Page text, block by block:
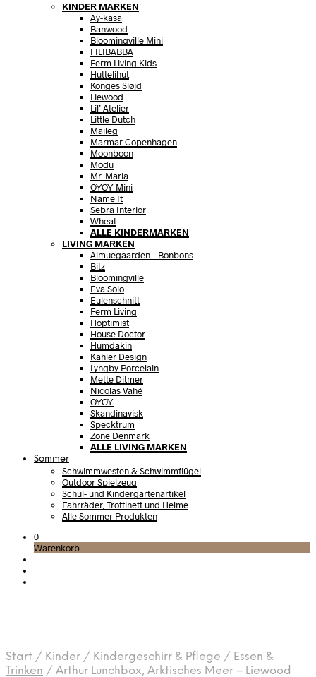
KINDER MARKEN
Ay-kasa
Banwood
Bloomingville Mini
FILIBABBA
Ferm Living Kids
Huttelihut
Konges Sløjd
Liewood
Lil’ Atelier
Little Dutch
Maileg
Marmar Copenhagen
Moonboon
Modu
Mr. Maria
OYOY Mini
Name It
Sebra Interior
Wheat
ALLE KINDERMARKEN
LIVING MARKEN
Almuegaarden – Bonbons
Bitz
Bloomingville
Eva Solo
Eulenschnitt
Ferm Living
Hoptimist
House Doctor
Humdakin
Kähler Design
Lyngby Porcelain
Mette Ditmer
Nicolas Vahé
OYOY
Skandinavisk
Specktrum
Zone Denmark
ALLE LIVING MARKEN
Sommer
Schwimmwesten & Schwimmflügel
Outdoor Spielzeug
Schul- und Kindergartenartikel
Fahrräder, Trottinett und Helme
Alle Sommer Produkten
0
Warenkorb
Start / Kinder / Kindergeschirr & Pflege / Essen &
Trinken / Arthur Lunchbox, Arktisches Meer – Liewood